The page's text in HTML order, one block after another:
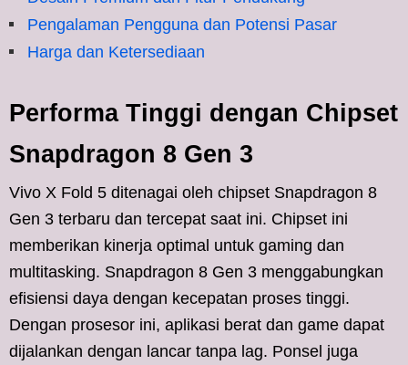
Pengalaman Pengguna dan Potensi Pasar
Harga dan Ketersediaan
Performa Tinggi dengan Chipset
Snapdragon 8 Gen 3
Vivo X Fold 5 ditenagai oleh chipset Snapdragon 8
Gen 3 terbaru dan tercepat saat ini. Chipset ini
memberikan kinerja optimal untuk gaming dan
multitasking. Snapdragon 8 Gen 3 menggabungkan
efisiensi daya dengan kecepatan proses tinggi.
Dengan prosesor ini, aplikasi berat dan game dapat
dijalankan dengan lancar tanpa lag. Ponsel juga